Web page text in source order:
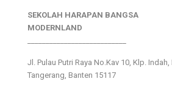
SEKOLAH HARAPAN BANGSA
MODERNLAND
Jl. Pulau Putri Raya No.Kav 10, Klp.
Tangerang, Banten 15117